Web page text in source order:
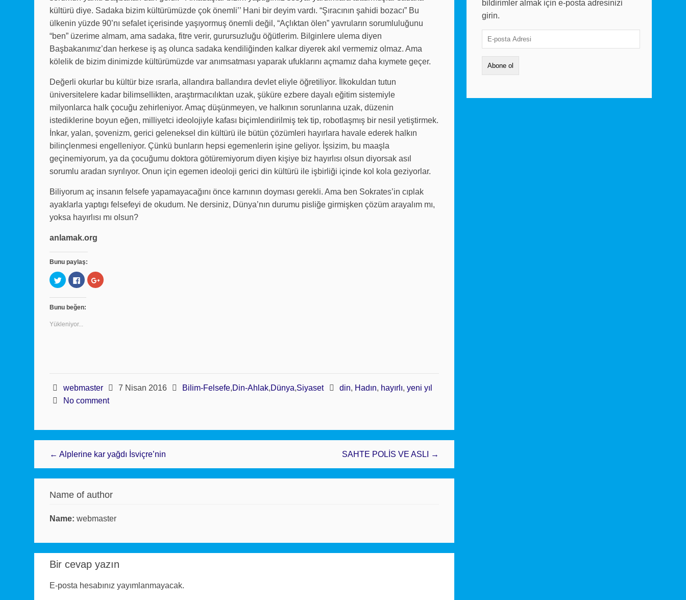
kültürü diye. Sadaka bizim kültürümüzde çok önemli’’ Hani bir deyim vardı. “Şıracının şahidi bozacı” Bu
ülkenin yüzde 90’nı sefalet içerisinde yaşıyormuş önemli değil, “Açlıktan ölen” yavruların sorumluluğunu
“ben” üzerime almam, ama sadaka, fitre verir, gurursuzluğu öğütlerim. Bilginlere ulema diyen
Başbakanımız’dan herkese iş aş olunca sadaka kendiliğinden kalkar diyerek akıl vermemiz olmaz. Ama
kölelik de bizim dinimizde kültürümüzde var anımsatması yaparak ufuklarını açmamız daha kıymete geçer.
Değerli okurlar bu kültür bize ısrarla, allandıra ballandıra devlet eliyle öğretiliyor. İlkokuldan tutun
üniversitelere kadar bilimsellikten, araştırmacılıktan uzak, şüküre ezbere dayalı eğitim sistemiyle
milyonlarca halk çocuğu zehirleniyor. Amaç düşünmeyen, ve halkının sorunlarına uzak, düzenin
istediklerine boyun eğen, milliyetci ideolojiyle kafası biçimlendirilmiş tek tip, robotlaşmış bir nesil yetiştirmek.
İnkar, yalan, şovenizm, gerici geleneksel din kültürü ile bütün çözümleri hayırlara havale ederek halkın
bilinçlenmesi engelleniyor. Çünkü bunların hepsi egemenlerin işine geliyor. İşsizim, bu maaşla
geçinemiyorum, ya da çocuğumu doktora götüremiyorum diyen kişiye biz hayırlısı olsun diyorsak asıl
sorumlu aradan sıyrılıyor. Onun için egemen ideoloji gerici din kültürü ile işbirliği içinde kol kola geziyorlar.
Biliyorum aç insanın felsefe yapamayacağını önce karnının doyması gerekli. Ama ben Sokrates’in cıplak
ayaklarla yaptıgı felsefeyi de okudum. Ne dersiniz, Dünya’nın durumu pisliğe girmişken çözüm arayalım mı,
yoksa hayırlısı mı olsun?
anlamak.org
Bunu paylaş:
Twitter
üzerinde
paylaşmak
için
tıklayın
(Yeni
açılır)
Facebook'ta
paylaşmak
tıklayın
pencerede
Google+
üzerinde
Bunu beğen:
Yükleniyor...
webmaster 7 Nisan 2016 Bilim-Felsefe,Din-Ahlak,Dünya,Siyaset din, Hadın, hayırlı, yeni yıl
No comment
← Alplerine kar yağdı İsviçre’nin SAHTE POLİS VE ASLI →
Name of author
Name:webmaster
Bir cevap yazın
E-posta hesabınız yayımlanmayacak.
bildirimler almak için e-posta adresinizi
girin.
E-
posta
Adresi